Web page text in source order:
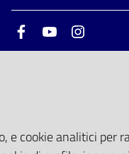
FacebookYoutube
e cookie analitici per